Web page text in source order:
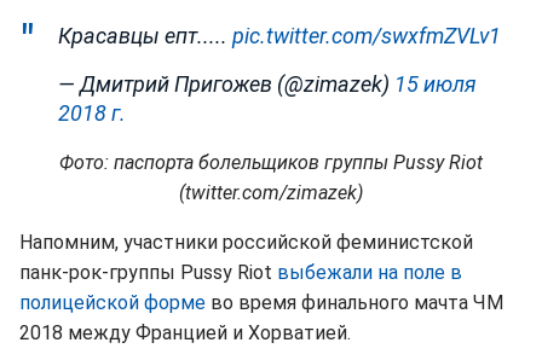
Красавцы епт..... pic.twitter.com/swxfmZVLv1
— Дмитрий Пригожев (@zimazek) 15 июля
2018 г.
Фото: паспорта болельщиков группы Pussy Riot
(twitter.com/zimazek)
Напомним, участники российской феминистской
панк-рок-группы Pussy Riot выбежали на поле в
полицейской форме во время финального мачта ЧМ
2018 между Францией и Хорватией.